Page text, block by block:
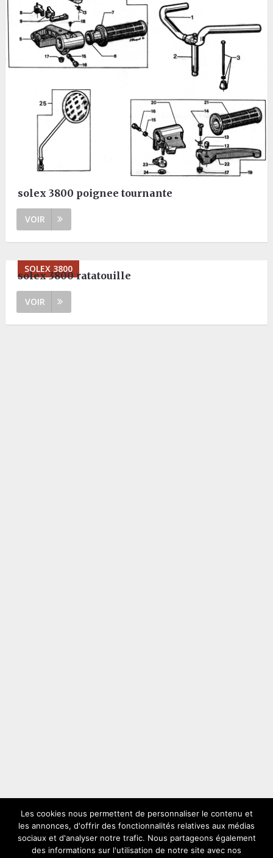
solex 3800 poignee tournante
VOIR
SOLEX 3800
solex 3800 ratatouille
VOIR
LES PLUS VUS
Les cookies nous permettent de personnaliser le contenu et
les annonces, d'offrir des fonctionnalités relatives aux médias
sociaux et d'analyser notre trafic. Nous partageons également
des informations sur l'utilisation de notre site avec nos